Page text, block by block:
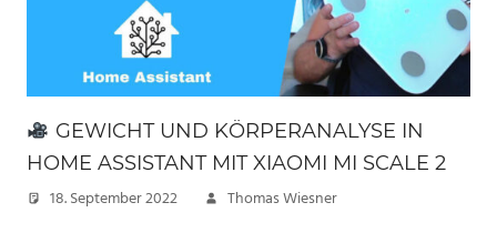
GEWICHT UND KÖRPERANALYSE IN
HOME ASSISTANT MIT XIAOMI MI SCALE 2
18. September 2022 Thomas Wiesner